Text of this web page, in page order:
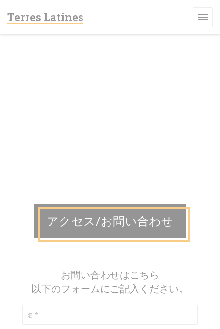
Terres Latines
アクセス/お問い合わせ
お問い合わせはこちら
以下のフォームにご記入ください。